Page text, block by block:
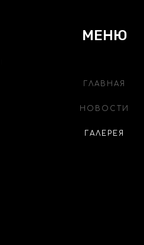
МЕНЮ
ГЛАВНАЯ
НОВОСТИ
ГАЛЕРЕЯ